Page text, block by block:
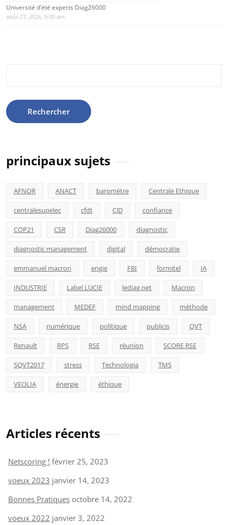
Université d’été experts Diag26000
août 27, 2026, 9:00 am
principaux sujets
AFNOR ANACT baromètre Centrale Ethique
centralesupelec cfdt CJD confiance
COP21 CSR Diag26000 diagnostic
diagnostic management digital démocratie
emmanuel macron engie FBI formitel IA
INDUSTRIE Label LUCIE lediag.net Macron
management MEDEF mind mapping méthode
NSA numérique politique publicis QVT
Renault RPS RSE réunion SCORE RSE
SQVT2017 stress Technologia TMS
VEOLIA énergie éthique
Articles récents
Netscoring ! février 25, 2023
voeux 2023 janvier 14, 2023
Bonnes Pratiques octobre 14, 2022
voeux 2022 janvier 3, 2022